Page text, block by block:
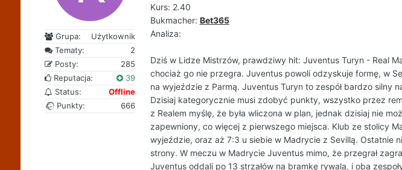
Grupa:
Użytkownik
Tematy:
2
Posty:
285
Reputacja:
39
Status:
Offline
Punkty:
666
Kurs: 2.40
Bukmacher: Bet365
Analiza:
Dziś w Lidze Mistrzów, prawdziwy hit: Juventus Turyn - Real
chociaż go nie przegra. Juventus powoli odzyskuje formę, w
na wyjeździe z Parmą. Juventus Turyn to zespół bardzo silny
Dzisiaj kategorycznie musi zdobyć punkty, wszystko przez
z Realem myślę, że była wliczona w plan, jednak dzisiaj nie
zapewniony, co więcej z pierwszego miejsca. Klub ze stolicy
wyjeździe, oraz aż 7:3 u siebie w Madrycie z Sevillą. Ostatnie
strony. W meczu w Madrycie Juventus mimo, że przegrał
Juventus oddali po 13 strzałów na bramkę rywala, i oba